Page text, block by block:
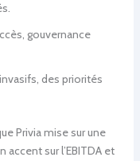
gouvernance
des priorités
Privia mise sur une
sur l’EBITDA et